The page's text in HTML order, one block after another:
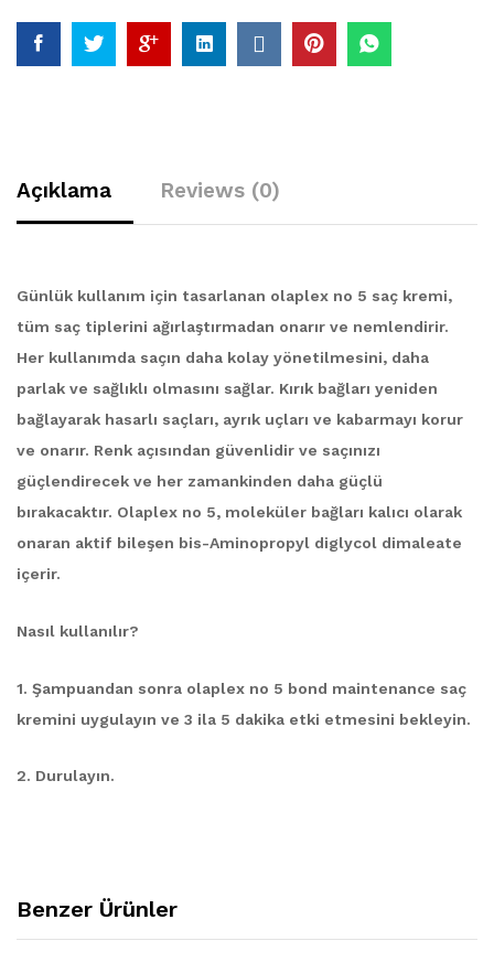
Açıklama Reviews (0)
Günlük kullanım için tasarlanan olaplex no 5 saç kremi,
tüm saç tiplerini ağırlaştırmadan onarır ve nemlendirir.
Her kullanımda saçın daha kolay yönetilmesini, daha
parlak ve sağlıklı olmasını sağlar. Kırık bağları yeniden
bağlayarak hasarlı saçları, ayrık uçları ve kabarmayı korur
ve onarır. Renk açısından güvenlidir ve saçınızı
güçlendirecek ve her zamankinden daha güçlü
bırakacaktır. Olaplex no 5, moleküler bağları kalıcı olarak
onaran aktif bileşen bis-Aminopropyl diglycol dimaleate
içerir.
Nasıl kullanılır?
1. Şampuandan sonra olaplex no 5 bond maintenance saç
kremini uygulayın ve 3 ila 5 dakika etki etmesini bekleyin.
2. Durulayın.
Benzer Ürünler